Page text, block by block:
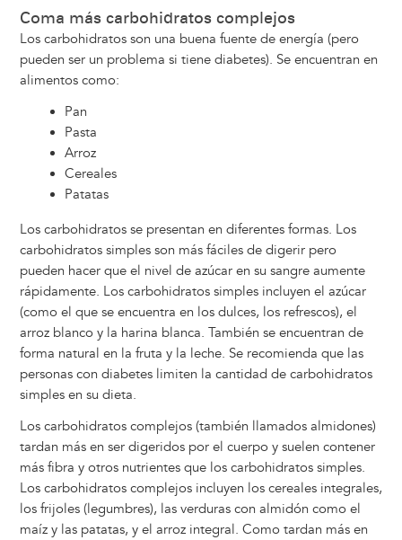
Coma más carbohidratos complejos
Los carbohidratos son una buena fuente de energía (pero
pueden ser un problema si tiene diabetes). Se encuentran en
alimentos como:
Pan
Pasta
Arroz
Cereales
Patatas
Los carbohidratos se presentan en diferentes formas. Los
carbohidratos simples son más fáciles de digerir pero
pueden hacer que el nivel de azúcar en su sangre aumente
rápidamente. Los carbohidratos simples incluyen el azúcar
(como el que se encuentra en los dulces, los refrescos), el
arroz blanco y la harina blanca. También se encuentran de
forma natural en la fruta y la leche. Se recomienda que las
personas con diabetes limiten la cantidad de carbohidratos
simples en su dieta.
Los carbohidratos complejos (también llamados almidones)
tardan más en ser digeridos por el cuerpo y suelen contener
más fibra y otros nutrientes que los carbohidratos simples.
Los carbohidratos complejos incluyen los cereales integrales,
los frijoles (legumbres), las verduras con almidón como el
maíz y las patatas, y el arroz integral. Como tardan más en